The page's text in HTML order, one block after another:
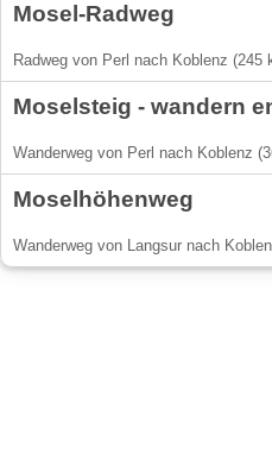
Mosel-Radweg
Radweg von Perl nach Koblenz (245
Moselsteig - wandern
Wanderweg von Perl nach Koblenz
Moselhöhenweg
Wanderweg von Langsur nach